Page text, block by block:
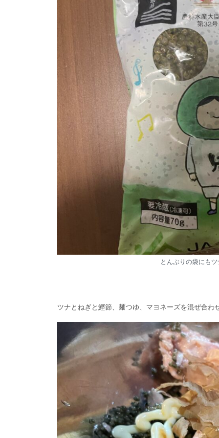
とんぶりの袋にも
ツナとねぎと鰹節、麺つゆ、マヨネーズを混ぜ合わ